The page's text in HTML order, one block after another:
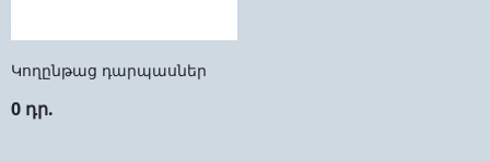
Կողընթաց դարպասներ
0 դր.